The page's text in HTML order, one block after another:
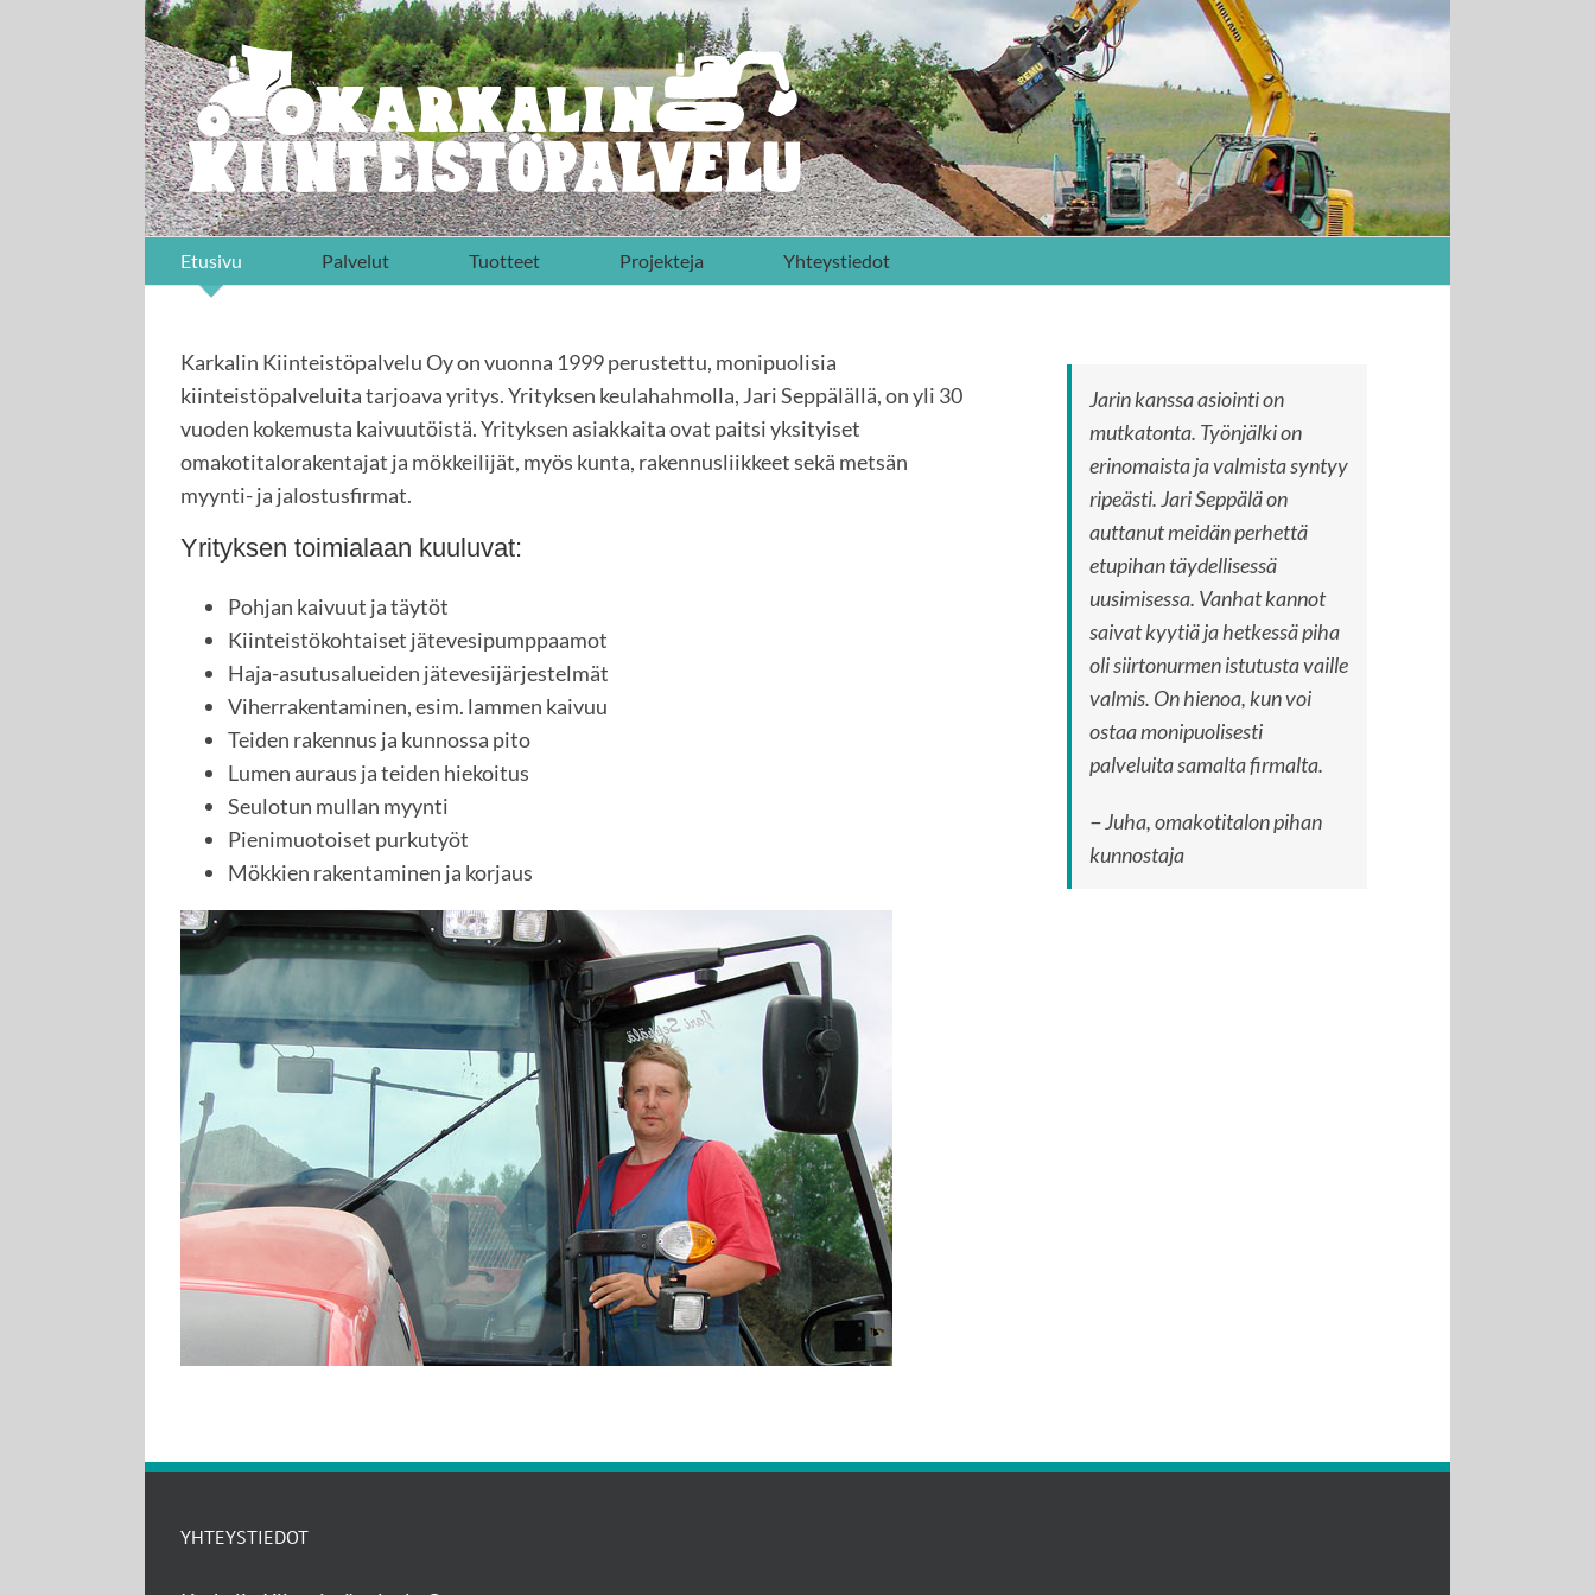
Etusivu Palvelut Tuotteet Projekteja Yhteystiedot
Karkalin Kiinteistöpalvelu Oy on vuonna 1999 perustettu, monipuolisia
kiinteistöpalveluita tarjoava yritys. Yrityksen keulahahmolla, Jari Seppälällä, on yli 30
vuoden kokemusta kaivuutöistä. Yrityksen asiakkaita ovat paitsi yksityiset
omakotitalorakentajat ja mökkeilijät, myös kunta, rakennusliikkeet sekä metsän
myynti- ja jalostusfirmat.
Yrityksen toimialaan kuuluvat:
Pohjan kaivuut ja täytöt
Kiinteistökohtaiset jätevesipumppaamot
Haja-asutusalueiden jätevesijärjestelmät
Viherrakentaminen, esim. lammen kaivuu
Teiden rakennus ja kunnossa pito
Lumen auraus ja teiden hiekoitus
Seulotun mullan myynti
Pienimuotoiset purkutyöt
Mökkien rakentaminen ja korjaus
Jarin kanssa asiointi on
mutkatonta. Työnjälki on
erinomaista ja valmista syntyy
ripeästi. Jari Seppälä on
auttanut meidän perhettä
etupihan täydellisessä
uusimisessa. Vanhat kannot
saivat kyytiä ja hetkessä piha
oli siirtonurmen istutusta vaille
valmis. On hienoa, kun voi
ostaa monipuolisesti
palveluita samalta firmalta.
− Juha, omakotitalon pihan
kunnostaja
YHTEYSTIEDOT